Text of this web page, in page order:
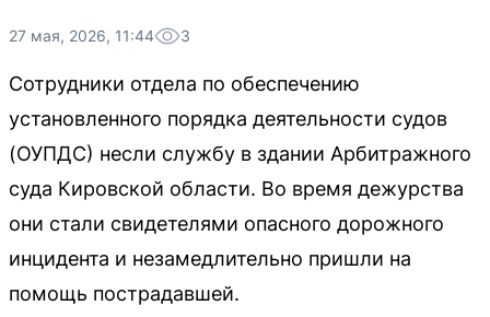
27 мая, 2026, 11:44 3
Сотрудники отдела по обеспечению
установленного порядка деятельности судов
(ОУПДС) несли службу в здании Арбитражного
суда Кировской области. Во время дежурства
они стали свидетелями опасного дорожного
инцидента и незамедлительно пришли на
помощь пострадавшей.